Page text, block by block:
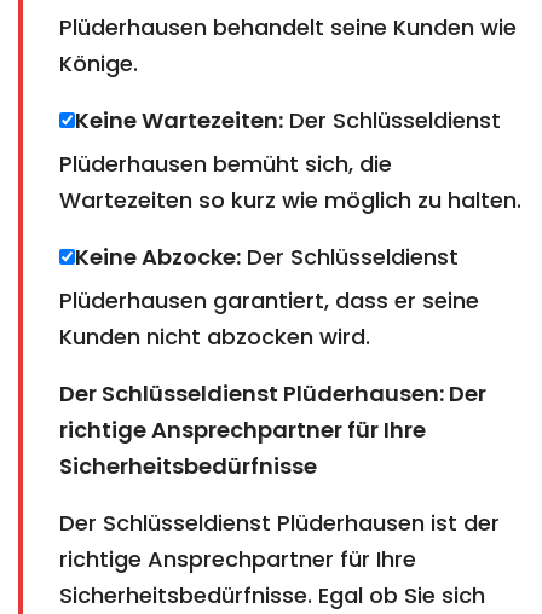
Plüderhausen behandelt seine Kunden wie
Könige.
Keine Wartezeiten: Der Schlüsseldienst
Plüderhausen bemüht sich, die
Wartezeiten so kurz wie möglich zu halten.
Keine Abzocke: Der Schlüsseldienst
Plüderhausen garantiert, dass er seine
Kunden nicht abzocken wird.
Der Schlüsseldienst Plüderhausen: Der
richtige Ansprechpartner für Ihre
Sicherheitsbedürfnisse
Der Schlüsseldienst Plüderhausen ist der
richtige Ansprechpartner für Ihre
Sicherheitsbedürfnisse. Egal ob Sie sich